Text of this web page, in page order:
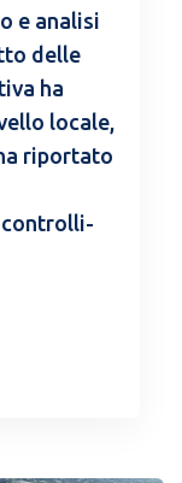
e analisi
delle
ha
locale,
riportato